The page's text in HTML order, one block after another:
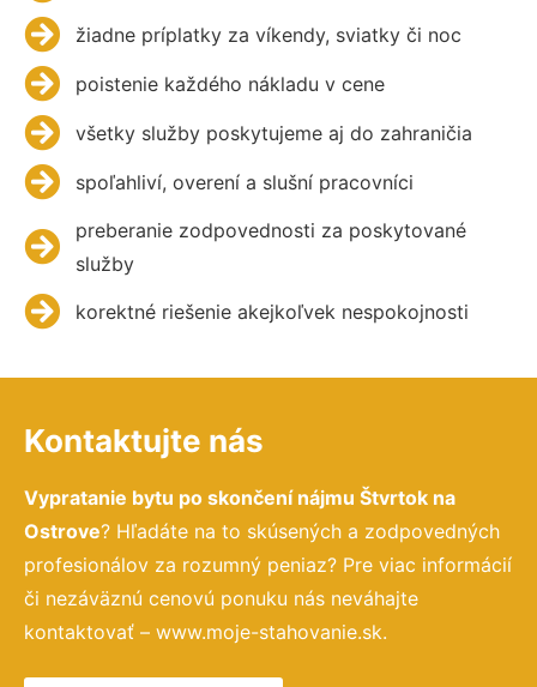
žiadne príplatky za víkendy, sviatky či noc
poistenie každého nákladu v cene
všetky služby poskytujeme aj do zahraničia
spoľahliví, overení a slušní pracovníci
preberanie zodpovednosti za poskytované
služby
korektné riešenie akejkoľvek nespokojnosti
Kontaktujte nás
Vypratanie bytu po skončení nájmu Štvrtok na
Ostrove? Hľadáte na to skúsených a zodpovedných
profesionálov za rozumný peniaz? Pre viac informácií
či nezáväznú cenovú ponuku nás neváhajte
kontaktovať – www.moje-stahovanie.sk.